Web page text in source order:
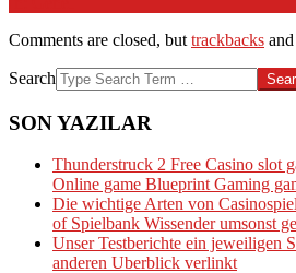
Comments are closed, but trackbacks
Search
SON YAZILAR
Thunderstruck 2 Free Casino slot
Online game Blueprint Gaming
Die wichtige Arten von
of Spielbank Wissender umsonst
Unser Testberichte ein jeweiligen
anderen Uberblick verlinkt